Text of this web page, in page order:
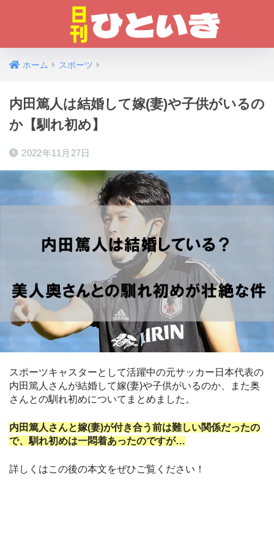
ホーム スポーツ
内田篤人は結婚して嫁(妻)や子供がいるの
か【馴れ初め】
2022年11月27日
スポーツキャスターとして活躍中の元サッカー日本代表の
内田篤人さんが結婚して嫁(妻)や子供がいるのか、また奥
さんとの馴れ初めについてまとめました。
内田篤人さんと嫁(妻)が付き合う前は難しい関係だったの
で、馴れ初めは一悶着あったのですが…
詳しくはこの後の本文をぜひご覧ください！